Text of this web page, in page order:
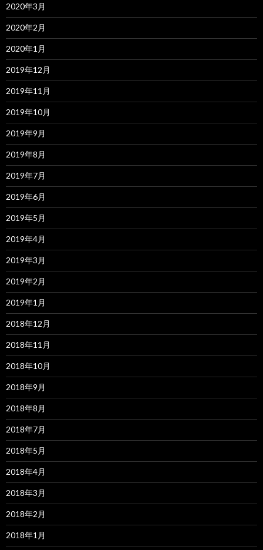
2020年3月
2020年2月
2020年1月
2019年12月
2019年11月
2019年10月
2019年9月
2019年8月
2019年7月
2019年6月
2019年5月
2019年4月
2019年3月
2019年2月
2019年1月
2018年12月
2018年11月
2018年10月
2018年9月
2018年8月
2018年7月
2018年5月
2018年4月
2018年3月
2018年2月
2018年1月